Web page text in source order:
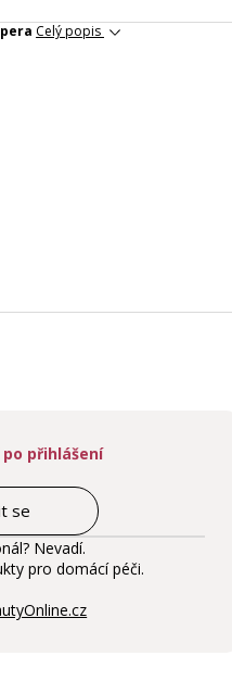
Celý popis
po přihlášení
se
Nevadí.
pro domácí péči.